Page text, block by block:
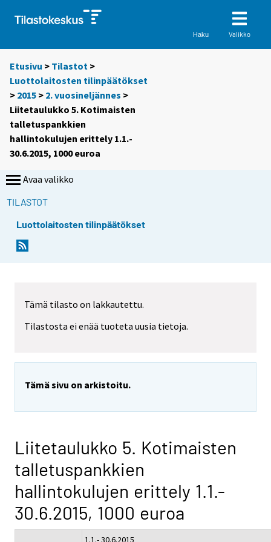
Haku Valikko
Etusivu > Tilastot >
Luottolaitosten tilinpäätökset
> 2015 > 2. vuosineljännes >
Liitetaulukko 5. Kotimaisten
talletuspankkien
hallintokulujen erittely 1.1.-
30.6.2015, 1000 euroa
Avaa valikko
TILASTOT
Luottolaitosten tilinpäätökset
Tämä tilasto on lakkautettu.
Tilastosta ei enää tuoteta uusia tietoja.
Tämä sivu on arkistoitu.
Liitetaulukko 5. Kotimaisten
talletuspankkien
hallintokulujen erittely 1.1.-
30.6.2015, 1000 euroa
1.1.- 30.6.2015